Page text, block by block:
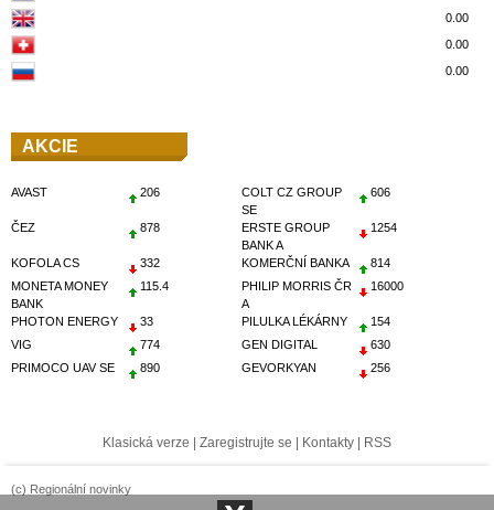
0.00
0.00
0.00
AKCIE
AVAST 206
COLT CZ GROUP
SE
606
ČEZ 878
ERSTE GROUP
BANK A
1254
KOFOLA CS 332 KOMERČNÍ BANKA
814
MONETA MONEY
BANK
115.4
PHILIP MORRIS ČR
A
16000
PHOTON ENERGY 33 PILULKA LÉKÁRNY
154
VIG
774 GEN DIGITAL
630
PRIMOCO UAV SE
890 GEVORKYAN 256
Klasická verze Zaregistrujte se Kontakty RSS
(c) Regionální novinky